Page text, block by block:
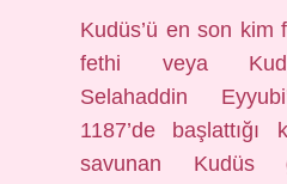
Kudüs’ü en son kim
fethi veya
Selahaddin
1187’de başlattığı
savunan Kudüs